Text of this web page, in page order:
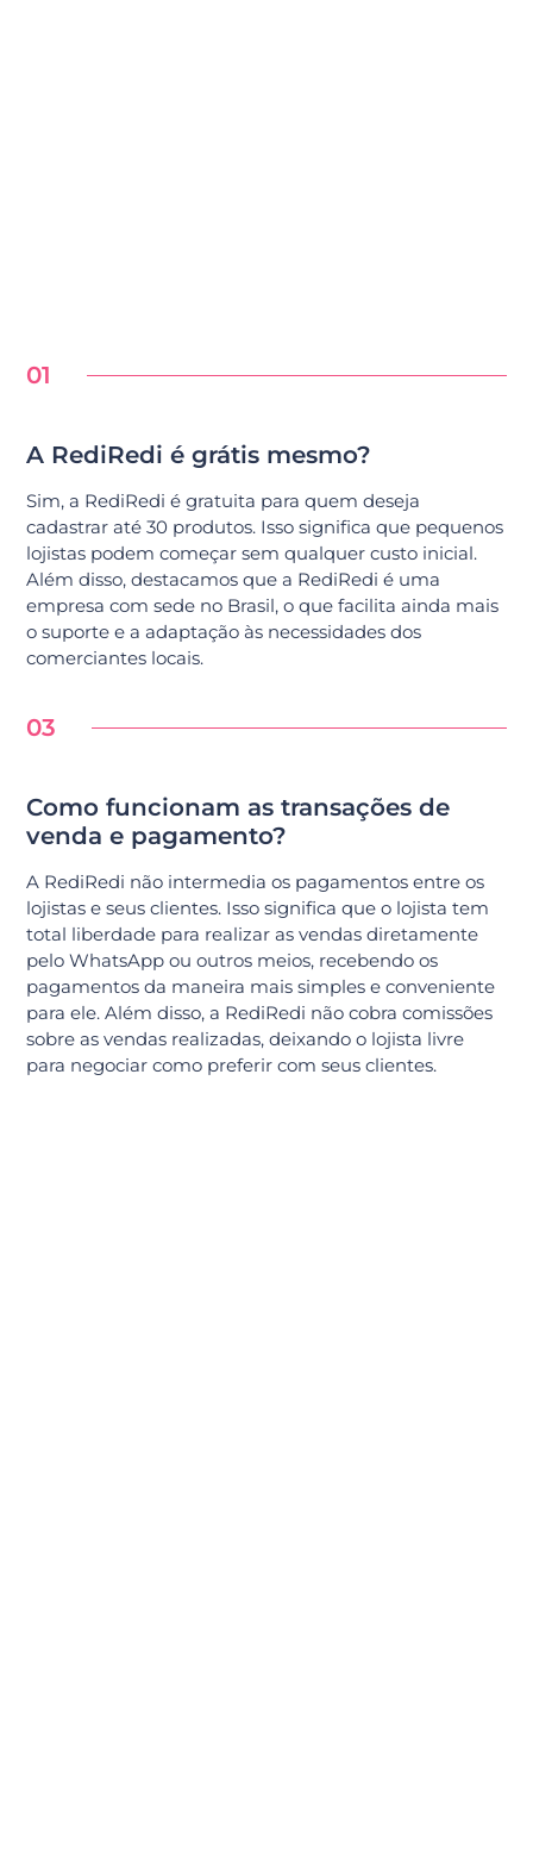
01
A RediRedi é grátis mesmo?
Sim, a RediRedi é gratuita para quem deseja
cadastrar até 30 produtos. Isso significa que pequenos
lojistas podem começar sem qualquer custo inicial.
Além disso, destacamos que a RediRedi é uma
empresa com sede no Brasil, o que facilita ainda mais
o suporte e a adaptação às necessidades dos
comerciantes locais.
03
Como funcionam as transações de
venda e pagamento?
A RediRedi não intermedia os pagamentos entre os
lojistas e seus clientes. Isso significa que o lojista tem
total liberdade para realizar as vendas diretamente
pelo WhatsApp ou outros meios, recebendo os
pagamentos da maneira mais simples e conveniente
para ele. Além disso, a RediRedi não cobra comissões
sobre as vendas realizadas, deixando o lojista livre
para negociar como preferir com seus clientes.